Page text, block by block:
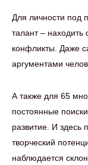
Для личности под
талант –
конфликты. Даже
аргументами
А также для 65
постоянные
развитие. И здесь
творческий
наблюдается